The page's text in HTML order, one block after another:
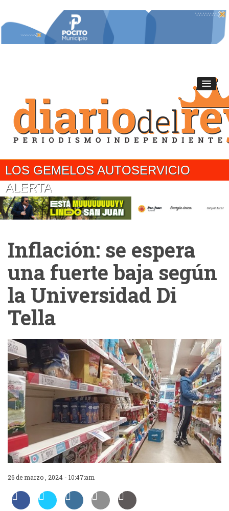
LOS GEMELOS AUTOSERVICIO
ALERTA
Inflación: se espera
una fuerte baja según
la Universidad Di
Tella
26 de marzo , 2024 - 10:47:am